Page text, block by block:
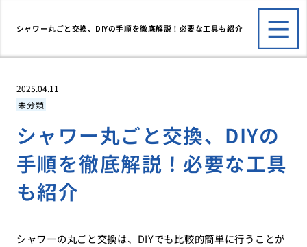
シャワー丸ごと交換、DIYの手順を徹底解説！必要な工具も紹介
2025.04.11
未分類
シャワー丸ごと交換、DIYの
手順を徹底解説！必要な工具
も紹介
シャワーの丸ごと交換は、DIYでも比較的簡単に行うことが